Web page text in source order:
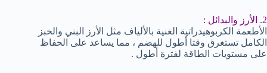
2. الأرز والبدائل :
الأطعمة الكربوهيدراتية الغنية بالألياف مثل الأرز البني والخبز
الكامل تستغرق وقتا أطول للهضم ، مما يساعد على الحفاظ
على مستويات الطاقة لفترة أطول .